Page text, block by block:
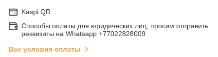
Kaspi QR
Способы оплаты для юридических лиц, просим отправить
реквизиты на Whatsapp +77022828009
Все условия оплаты